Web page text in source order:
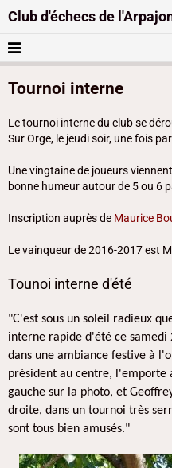
Club d'échecs de
Tournoi interne
Le tournoi interne du club se
Sur Orge, le jeudi soir, une fois
Une vingtaine de joueurs
bonne humeur autour de 5 ou 6
Inscription auprès de Maurice
Le vainqueur de 2016-2017 est
Tounoi interne d'été
"C'est sous un soleil radieux
interne rapide d'été ce samedi
dans une ambiance festive à
président au centre, l'emporte
gauche sur la photo, et
droite, dans un tournoi très
sont tous bien amusés."